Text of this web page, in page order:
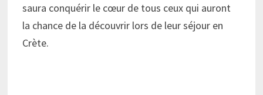
saura conquérir le cœur de tous ceux qui auront
la chance de la découvrir lors de leur séjour en
Crète.